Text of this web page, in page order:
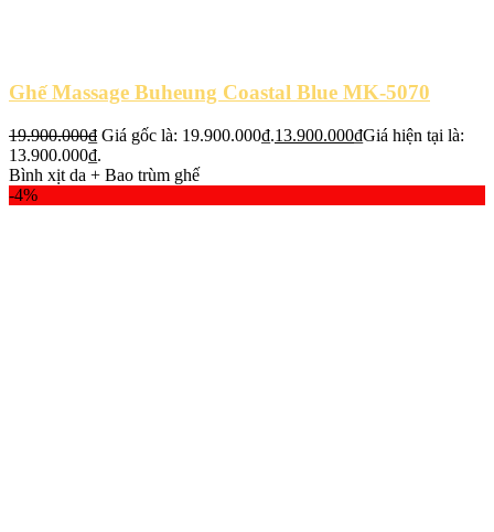
Ghế Massage Buheung Coastal Blue MK-5070
19.900.000₫ Giá gốc là: 19.900.000₫.13.900.000₫Giá hiện tại là:
13.900.000₫.
Bình xịt da + Bao trùm ghế
-4%